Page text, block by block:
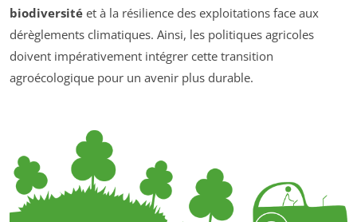
biodiversité et à la résilience des exploitations face aux
dérèglements climatiques. Ainsi, les politiques agricoles
doivent impérativement intégrer cette transition
agroécologique pour un avenir plus durable.